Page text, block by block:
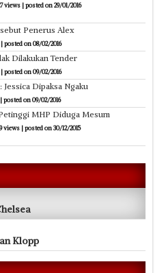
views|posted on 29/01/2016
Penerus Alex
|posted on 08/02/2016
Dilakukan Tender
|posted on 09/02/2016
Jessica Dipaksa Ngaku
|posted on 09/02/2016
MHP Diduga Mesum
views |posted on 30/12/2015
Klopp